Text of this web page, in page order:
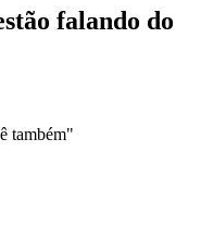
falando do
também"